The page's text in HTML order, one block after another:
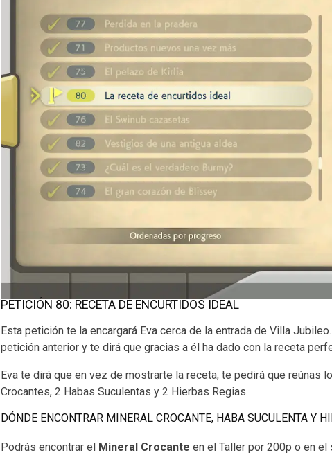
PETICIÓN 80: RECETA DE ENCURTIDOS IDEAL
Esta petición te la encargará Eva cerca de la entrada de Villa
petición anterior y te dirá que gracias a él ha dado con la receta
Eva te dirá que en vez de mostrarte la receta, te pedirá que
Crocantes, 2 Habas Suculentas y 2 Hierbas Regias.
DÓNDE ENCONTRAR MINERAL CROCANTE, HABA SUCULENTA Y
Podrás encontrar el Mineral Crocante en el Taller por 200p o en el